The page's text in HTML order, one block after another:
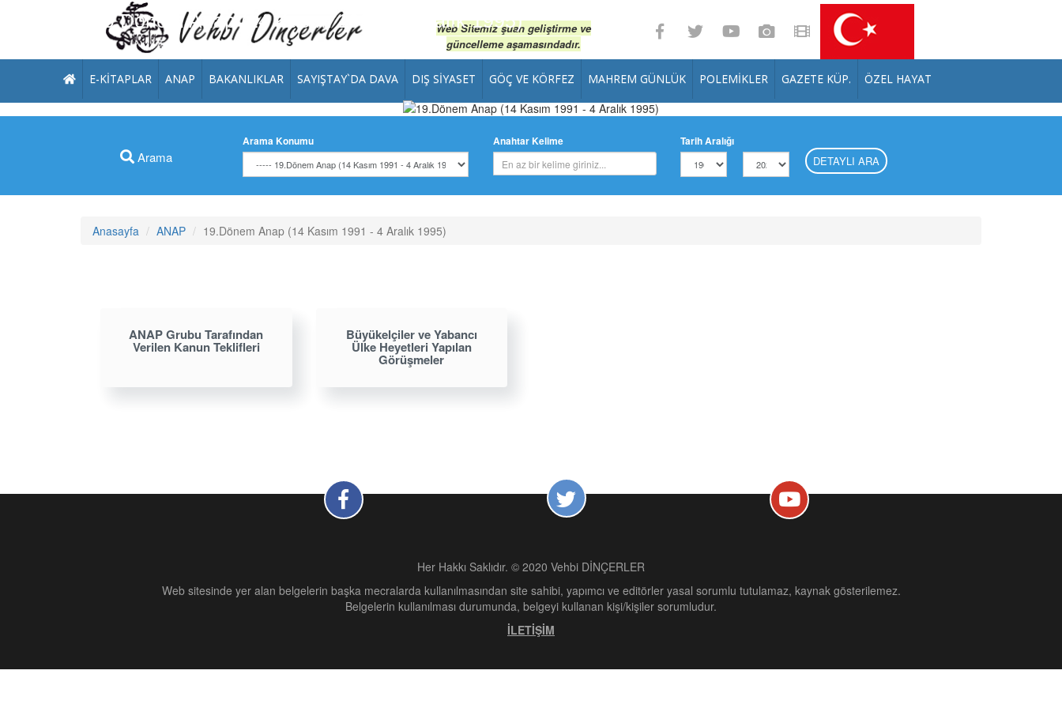
Web Sitemiz şuan geliştirme ve
güncelleme aşamasındadır.
E-KITAPLAR ANAP BAKANLIKLAR SAYIŞTAY`DA DAVA DIŞ SIYASET GÖÇ VE KÖRFEZ MAHREM GÜNLÜK POLEMIKLER GAZETE KÜP. ÖZEL HAYAT
19.Dönem Anap (14 Kasım 1991 - 4 Aralık 1995)
Arama
Arama Konumu Anahtar Kelime Tarih Aralığı
Anasayfa ANAP 19.Dönem Anap (14 Kasım 1991 - 4 Aralık 1995)
ANAP Grubu Tarafından
Verilen Kanun Teklifleri
Büyükelçiler ve Yabancı
Ülke Heyetleri Yapılan
Görüşmeler
Her Hakkı Saklıdır. © 2020 Vehbi DİNÇERLER
Web sitesinde yer alan belgelerin başka mecralarda kullanılmasından site sahibi, yapımcı ve editörler yasal sorumlu tutulamaz, kaynak gösterilemez.
Belgelerin kullanılması durumunda, belgeyi kullanan kişi/kişiler sorumludur.
İLETİŞİM